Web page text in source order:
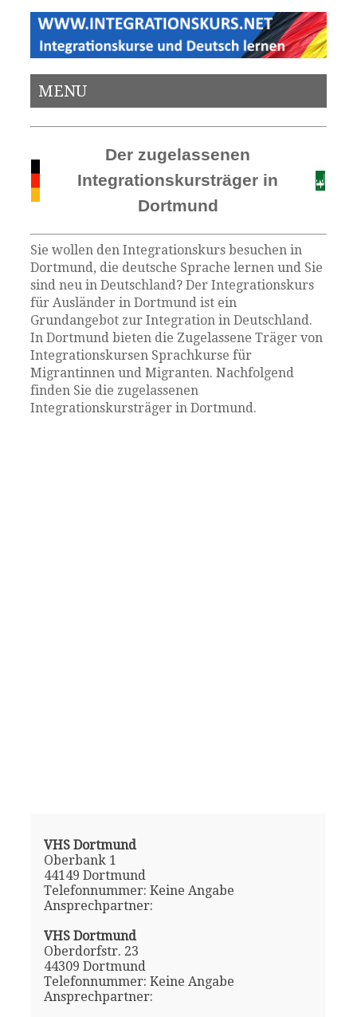
MENU
Der zugelassenen
Integrationskursträger in
Dortmund
Sie wollen den Integrationskurs besuchen in
Dortmund, die deutsche Sprache lernen und Sie
sind neu in Deutschland? Der Integrationskurs
für Ausländer in Dortmund ist ein
Grundangebot zur Integration in Deutschland.
In Dortmund bieten die Zugelassene Träger von
Integrationskursen Sprachkurse für
Migrantinnen und Migranten. Nachfolgend
finden Sie die zugelassenen
Integrationskursträger in Dortmund.
VHS Dortmund
Oberbank 1
44149 Dortmund
Telefonnummer: Keine Angabe
Ansprechpartner:
VHS Dortmund
Oberdorfstr. 23
44309 Dortmund
Telefonnummer: Keine Angabe
Ansprechpartner: